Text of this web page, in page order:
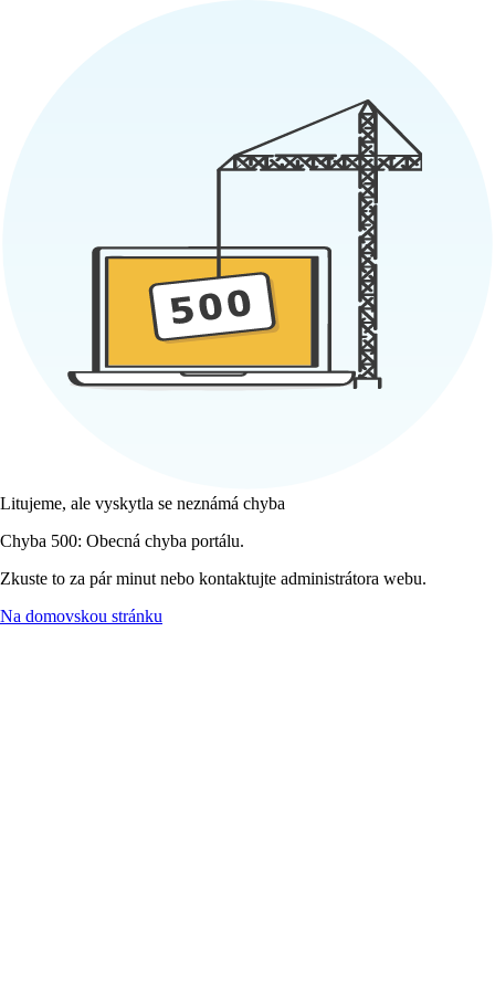
Litujeme, ale vyskytla se neznámá chyba
Chyba 500: Obecná chyba portálu.
Zkuste to za pár minut nebo kontaktujte administrátora webu.
Na domovskou stránku